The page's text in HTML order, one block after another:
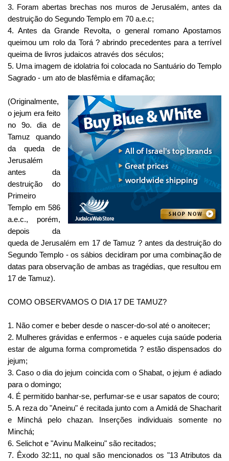
3. Foram abertas brechas nos muros de Jerusalém, antes da
destruição do Segundo Templo em 70 a.e.c;
4. Antes da Grande Revolta, o general romano Apostamos
queimou um rolo da Torá ? abrindo precedentes para a terrível
queima de livros judaicos através dos séculos;
5. Uma imagem de idolatria foi colocada no Santuário do Templo
Sagrado - um ato de blasfêmia e difamação;
(Originalmente,
o jejum era feito
no 9o. dia de
Tamuz quando
da queda de
Jerusalém
antes da
destruição do
Primeiro
Templo em 586
a.e.c., porém,
depois da
queda de Jerusalém em 17 de Tamuz ? antes da destruição do
Segundo Templo - os sábios decidiram por uma combinação de
datas para observação de ambas as tragédias, que resultou em
17 de Tamuz).
COMO OBSERVAMOS O DIA 17 DE TAMUZ?
1. Não comer e beber desde o nascer-do-sol até o anoitecer;
2. Mulheres grávidas e enfermos - e aqueles cuja saúde poderia
estar de alguma forma comprometida ? estão dispensados do
jejum;
3. Caso o dia do jejum coincida com o Shabat, o jejum é adiado
para o domingo;
4. É permitido banhar-se, perfumar-se e usar sapatos de couro;
5. A reza do "Aneinu" é recitada junto com a Amidá de Shacharit
e Minchá pelo chazan. Inserções individuais somente no
Minchá;
6. Selichot e "Avinu Malkeinu" são recitados;
7. Êxodo 32:11, no qual são mencionados os "13 Atributos da